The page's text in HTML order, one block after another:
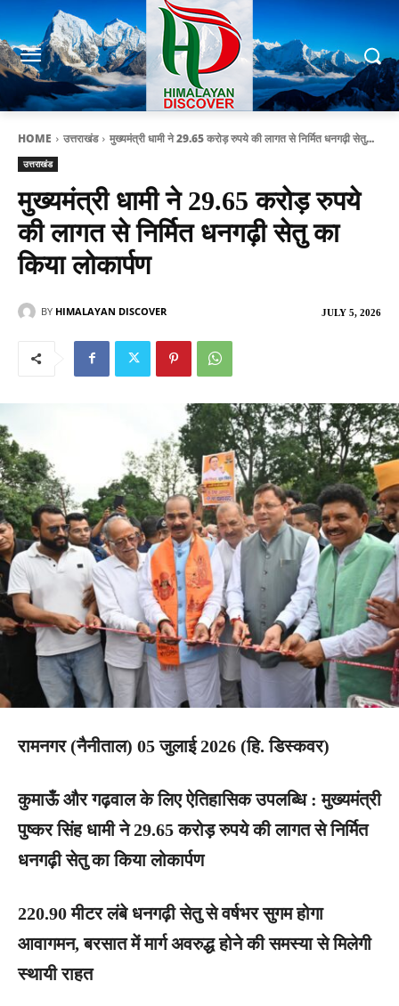
HOME उत्तराखंड मुख्यमंत्री धामी ने 29.65 करोड़ रुपये की लागत से निर्मित धनगढ़ी सेतु...
उत्तराखंड
मुख्यमंत्री धामी ने 29.65 करोड़ रुपये
की लागत से निर्मित धनगढ़ी सेतु का
किया लोकार्पण
JULY 5, 2026
BY HIMALAYAN DISCOVER
रामनगर (नैनीताल) 05 जुलाई 2026 (हि. डिस्कवर)
कुमाऊँ और गढ़वाल के लिए ऐतिहासिक उपलब्धि : मुख्यमंत्री
पुष्कर सिंह धामी ने 29.65 करोड़ रुपये की लागत से निर्मित
धनगढ़ी सेतु का किया लोकार्पण
220.90 मीटर लंबे धनगढ़ी सेतु से वर्षभर सुगम होगा
आवागमन, बरसात में मार्ग अवरुद्ध होने की समस्या से मिलेगी
स्थायी राहत